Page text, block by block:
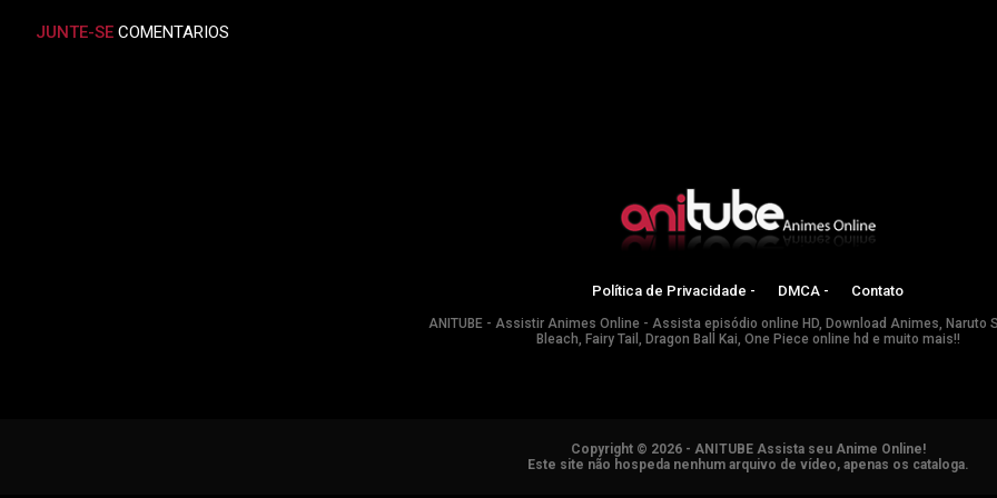
JUNTE-SE COMENTARIOS
Política de Privacidade - DMCA - Contato
ANITUBE - Assistir Animes Online - Assista episódio online HD, Download Animes, Naruto
Bleach, Fairy Tail, Dragon Ball Kai, One Piece online hd e muito mais!!
Copyright © 2026 - ANITUBE Assista seu Anime Online!
Este site não hospeda nenhum arquivo de vídeo, apenas os cataloga.